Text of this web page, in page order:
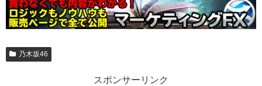
乃木坂46
スポンサーリンク